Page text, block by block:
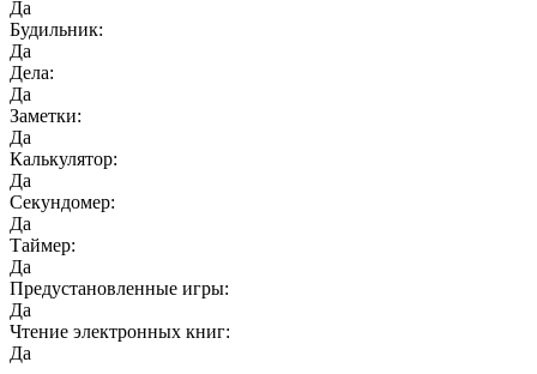
Да
Будильник:
Да
Дела:
Да
Заметки:
Да
Калькулятор:
Да
Секундомер:
Да
Таймер:
Да
Предустановленные игры:
Да
Чтение электронных книг:
Да